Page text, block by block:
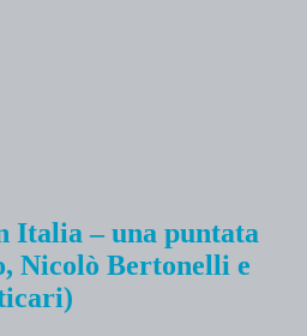
Italia – una puntata
Nicolò Bertonelli e